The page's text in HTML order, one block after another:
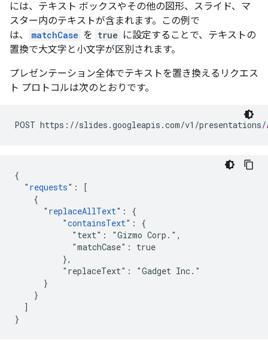
には、テキスト ボックスやその他の図形、スライド、マ
スター内のテキストが含まれます。この例で
は、
matchCase を true に設定することで、テキストの
置換で大文字と小文字が区別されます。
プレゼンテーション全体でテキストを置き換えるリクエス
ト プロトコルは次のとおりです。
POST https://slides.googleapis.com/v1/presentations/
{
  "
requests": [
    {
      "
replaceAllText": {
          "
containsText": {
            "text": "Gizmo Corp.",
            "matchCase": true
          },
          "replaceText": "Gadget Inc."
      }
    }
  ]
}